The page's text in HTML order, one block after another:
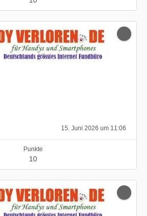
15. Juni 2026 um 11:06
Punkte
10